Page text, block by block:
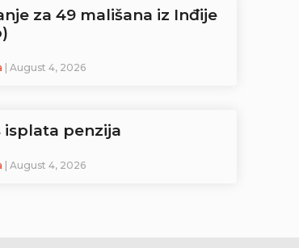
za 49 mališana iz Inđije
| August 4, 2026
isplata penzija
| August 4, 2026